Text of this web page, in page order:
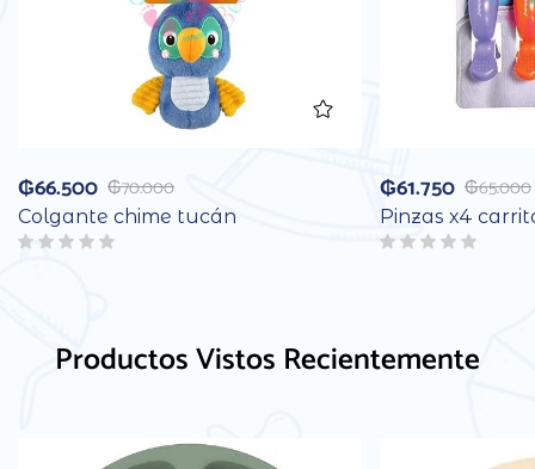
₲70.000
₲66.500
Colgante chime tucán
₲65.000
₲61.750
Pinzas x4
Productos Vistos Recientemente